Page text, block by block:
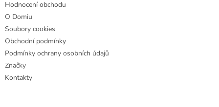
Hodnocení obchodu
O Domiu
Soubory cookies
Obchodní podmínky
Podmínky ochrany osobních údajů
Značky
Kontakty